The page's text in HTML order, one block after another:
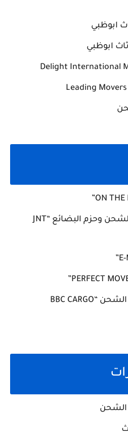
ابوظبي
ابوظبي
Delight International
Leading
جي ان تي لخدمات الشحن وحزم البضائع “JNT
بي بي سي لخدمات الشحن “BBC CARGO
الشحن